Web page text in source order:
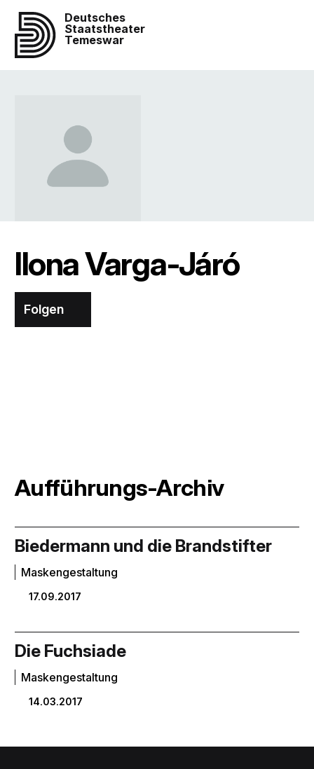
Deutsches
Staatstheater
Temeswar
Ilona Varga-Járó
Folgen
Aufführungs-Archiv
Biedermann und die Brandstifter
Maskengestaltung
17.09.2017
Die Fuchsiade
Maskengestaltung
14.03.2017